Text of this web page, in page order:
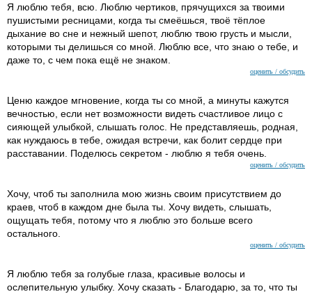
Я люблю тебя, всю. Люблю чертиков, прячущихся за твоими
пушистыми ресницами, когда ты смеёшься, твоё тёплое
дыхание во сне и нежный шепот, люблю твою грусть и мысли,
которыми ты делишься со мной. Люблю все, что знаю о тебе, и
даже то, с чем пока ещё не знаком.
оценить / обсудить
Ценю каждое мгновение, когда ты со мной, а минуты кажутся
вечностью, если нет возможности видеть счастливое лицо с
сияющей улыбкой, слышать голос. Не представляешь, родная,
как нуждаюсь в тебе, ожидая встречи, как болит сердце при
расставании. Поделюсь секретом - люблю я тебя очень.
оценить / обсудить
Хочу, чтоб ты заполнила мою жизнь своим присутствием до
краев, чтоб в каждом дне была ты. Хочу видеть, слышать,
ощущать тебя, потому что я люблю это больше всего
остального.
оценить / обсудить
Я люблю тебя за голубые глаза, красивые волосы и
ослепительную улыбку. Хочу сказать - Благодарю, за то, что ты